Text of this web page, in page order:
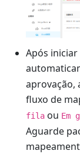
Após
aprovação,
fluxo de
fila ou Em
Aguarde